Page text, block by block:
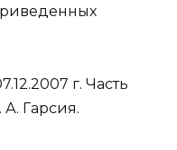
г. Часть
Гарсия.